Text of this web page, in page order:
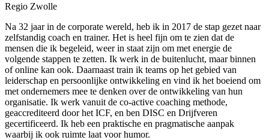
Regio Zwolle
Na 32 jaar in de corporate wereld, heb ik in 2017 de stap gezet naar
zelfstandig coach en trainer. Het is heel fijn om te zien dat de
mensen die ik begeleid, weer in staat zijn om met energie de
volgende stappen te zetten. Ik werk in de buitenlucht, maar binnen
of online kan ook. Daarnaast train ik teams op het gebied van
leiderschap en persoonlijke ontwikkeling en vind ik het boeiend om
met ondernemers mee te denken over de ontwikkeling van hun
organisatie. Ik werk vanuit de co-active coaching methode,
geaccrediteerd door het ICF, en ben DISC en Drijfveren
gecertificeerd. Ik heb een praktische en pragmatische aanpak
waarbij ik ook ruimte laat voor humor.